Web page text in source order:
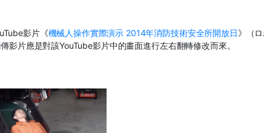
影片《機械人操作實際演示 2014年消防技術安全所開放日》（
影片應是對該YouTube影片中的畫面進行左右翻轉修改而來。